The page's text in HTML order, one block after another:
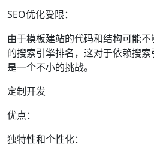
SEO优化受限：
由于模板建站的代码和结构可能
的搜索引擎排名，这对于依赖搜
是一个不小的挑战。
定制开发
优点：
独特性和个性化：